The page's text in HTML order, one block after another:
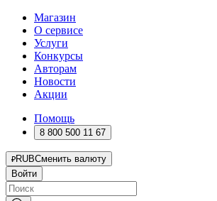
Магазин
О сервисе
Услуги
Конкурсы
Авторам
Новости
Акции
Помощь
8 800 500 11 67
RUBСменить валюту
Войти